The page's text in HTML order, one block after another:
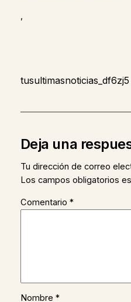
,
tusultimasnoticias_df6zj5
Deja una
Tu dirección de correo
Los campos obligatorios
Comentario *
Nombre *